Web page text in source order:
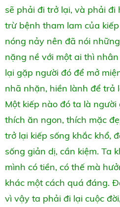
sẽ phải đi trở lại, và phải
trừ bệnh tham lam của
nóng nảy nên đã nói
nặng nề với một ai thì
lại gặp người đó để mở
nhã nhặn, hiền lành để trả
Một kiếp nào đó ta là
thích ăn ngon, thích mặc
trở lại kiếp sống khắc khổ,
sống giản dị, cần kiệm. Ta
mình có tiền, có thế mà
khác một cách quá đáng.
vì vậy ta phải đi lại cuộc